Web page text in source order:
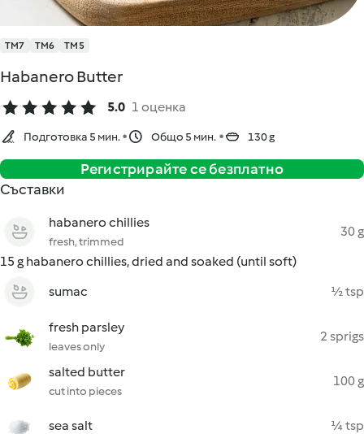
TM7 TM6 TM5
Habanero Butter
5.0 1 оценка
Подготовка 5 мин. Общо 5 мин. 130 g
Регистрирайте се безплатно
Съставки
habanero chillies
fresh, trimmed
30 g
15 g habanero chillies, dried and soaked (until soft)
sumac
½ tsp
fresh parsley
leaves only
2 sprigs
salted butter
cut into pieces
100 g
sea salt ¼ tsp